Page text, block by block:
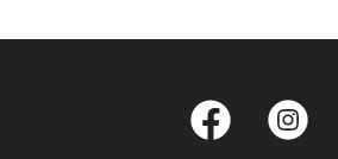
Facebook